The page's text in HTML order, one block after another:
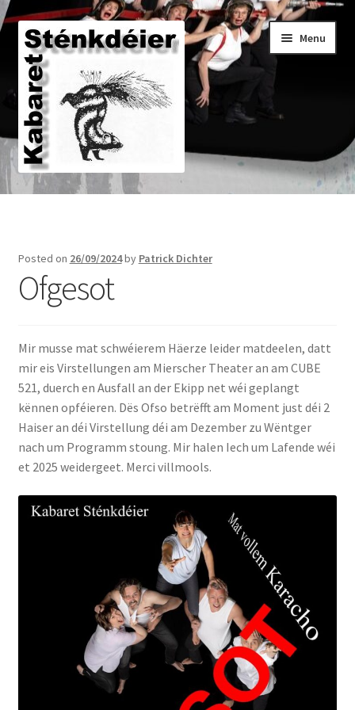
Skip
to
navigation
Skip
to
content
Menu
Den Archiv
De Kontakt
Posted on 26/09/2024by Patrick Dichter
Ofgesot
Mir musse mat schwéierem Häerze leider matdeelen, datt
mir eis Virstellungen am Mierscher Theater an am CUBE
521, duerch en Ausfall an der Ekipp net wéi geplangt
kënnen opféieren. Dës Ofso betrëfft am Moment just déi 2
Haiser an déi Virstellung déi am Dezember zu Wëntger
nach um Programm stoung. Mir halen Iech um Lafende wéi
et 2025 weidergeet. Merci villmools.